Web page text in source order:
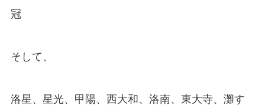
冠
そして、
洛星、星光、甲陽、西大和、洛南、東大寺、灘す